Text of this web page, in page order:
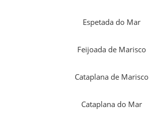
Espetada do Mar
Feijoada de Marisco
Cataplana de Marisco
Cataplana do Mar